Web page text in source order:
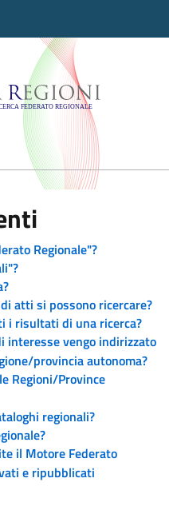
-
Regionale"?
atti si possono ricercare?
i risultati di una ricerca?
interesse vengo indirizzato
provincia autonoma?
Regioni/Province
regionali?
il Motore Federato
e ripubblicati